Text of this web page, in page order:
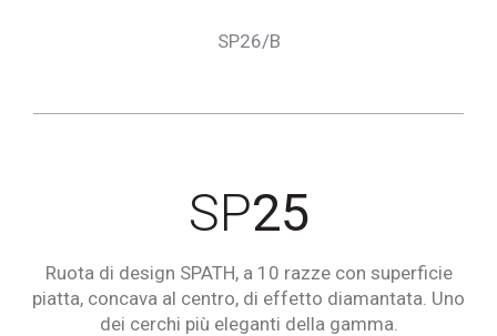
SP26/B
SP25
Ruota di design SPATH, a 10 razze con superficie
piatta, concava al centro, di effetto diamantata. Uno
dei cerchi più eleganti della gamma.